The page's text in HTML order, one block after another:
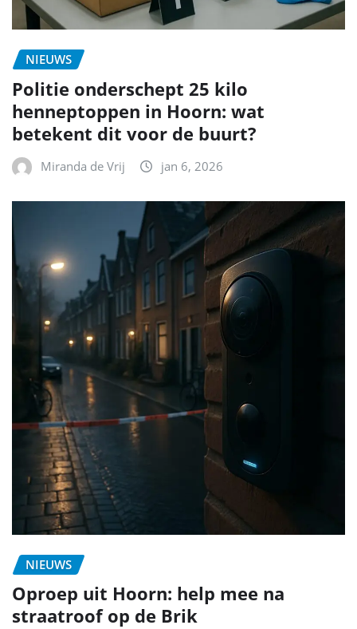
NIEUWS
Politie onderschept 25 kilo
henneptoppen in Hoorn: wat
betekent dit voor de buurt?
Miranda de Vrij jan 6, 2026
NIEUWS
Oproep uit Hoorn: help mee na
straatroof op de Brik